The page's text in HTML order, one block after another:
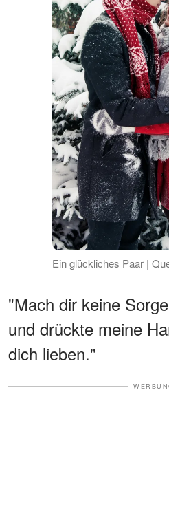
Ein glückliches Paar |
"Mach dir keine
und drückte meine
dich lieben."